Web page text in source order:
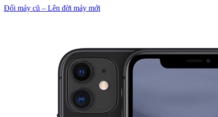
Đổi máy cũ – Lên đời máy mới